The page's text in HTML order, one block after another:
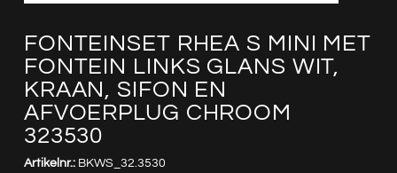
FONTEINSET RHEA S MINI MET
FONTEIN LINKS GLANS WIT,
KRAAN, SIFON EN
AFVOERPLUG CHROOM
323530
Artikelnr.: BKWS_32.3530